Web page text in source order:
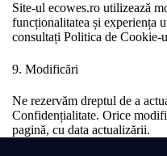
Site-ul ecowes.ro utilizează
funcționalitatea și experiența
consultați Politica de Cookie-
9. Modificări
Ne rezervăm dreptul de a
Confidențialitate. Orice
pagină, cu data actualizării.